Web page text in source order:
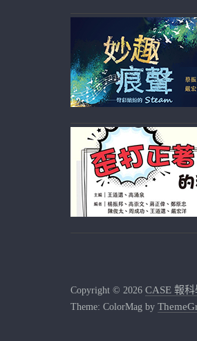
Copyright © 2026 CASE 報
Theme: ColorMag by